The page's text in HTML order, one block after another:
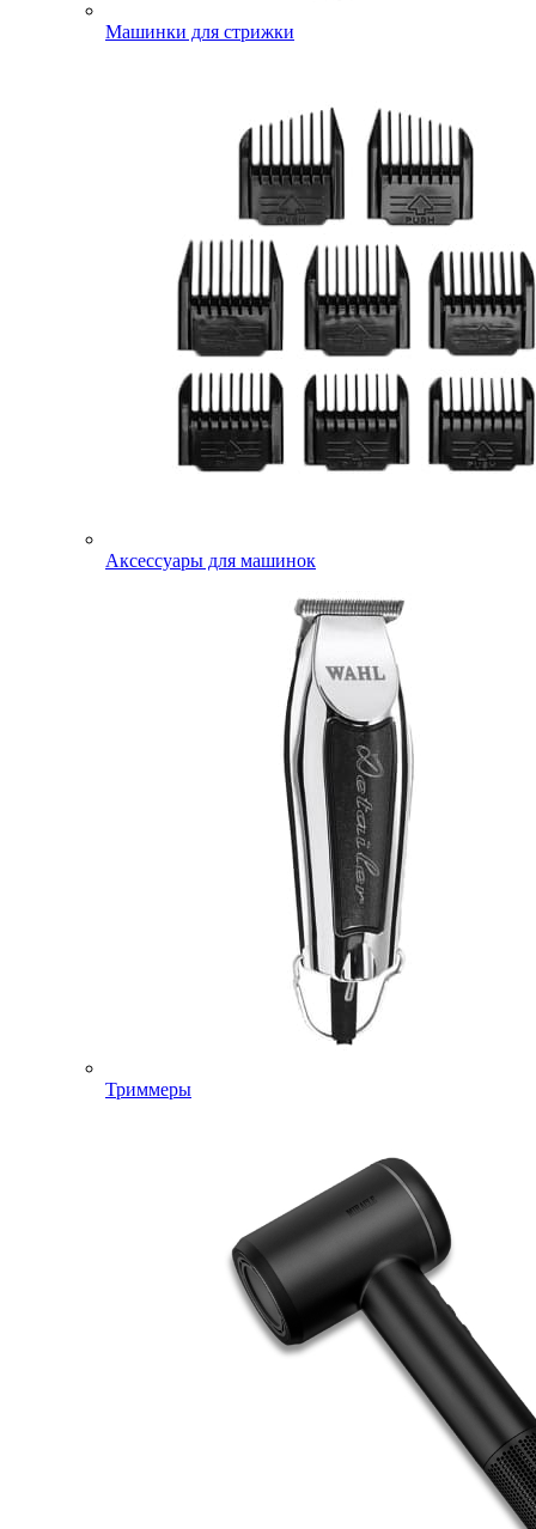
Машинки для стрижки
Аксессуары для машинок
Триммеры